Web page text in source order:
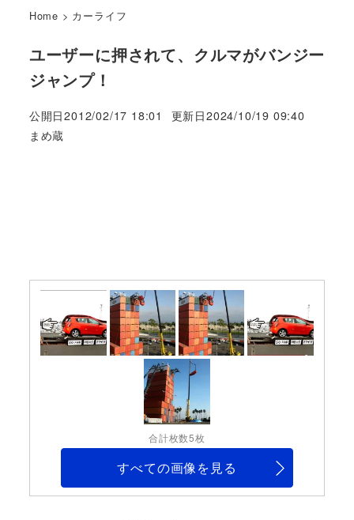
Home > カーライフ
ユーザーに押されて、クルマがバンジー
ジャンプ！
公開日2012/02/17 18:01 更新日2024/10/19 09:40
著
まめ蔵
合計枚数5枚
すべての画像を見る